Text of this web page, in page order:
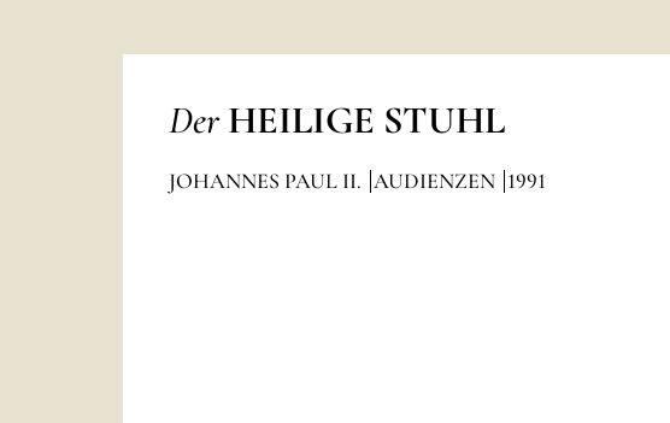
Der HEILIGE STUHL
JOHANNES PAUL II. AUDIENZEN 1991